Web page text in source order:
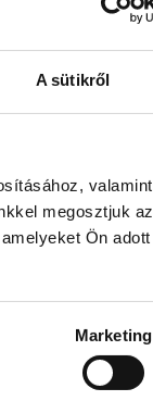
A sütikről
valamint
megosztjuk
Ön
Marketing